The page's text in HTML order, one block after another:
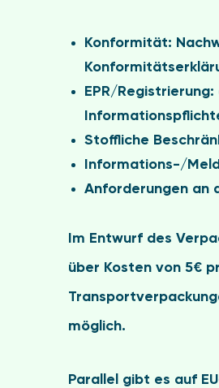
Konformität:
EPR/Registrierung:
Stoffliche
Informations-/
Anforderungen an
Im Entwurf des
über Kosten von 5€
möglich.
Parallel gibt es auf